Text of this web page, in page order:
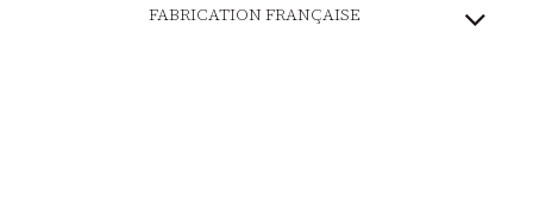
FABRICATION FRANÇAISE